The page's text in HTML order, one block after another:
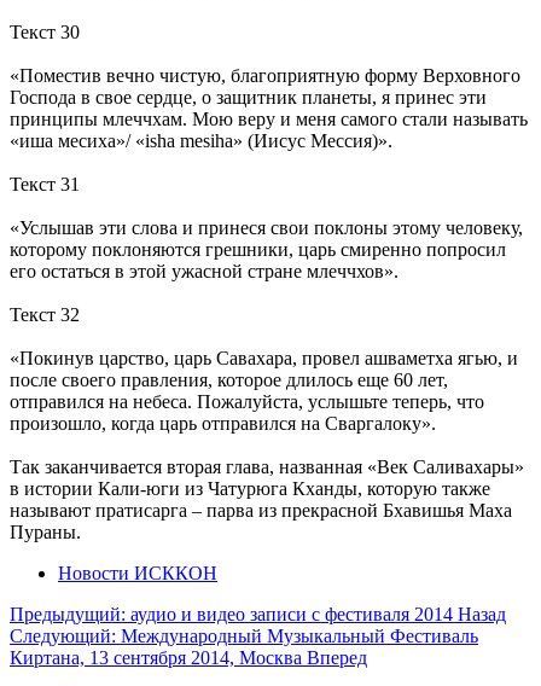
Текст 30
«Поместив вечно чистую, благоприятную форму Верховного
Господа в свое сердце, о защитник планеты, я принес эти
принципы млеччхам. Мою веру и меня самого стали называть
«иша месиха»/ «isha mesiha» (Иисус Мессия)».
Текст 31
«Услышав эти слова и принеся свои поклоны этому человеку,
которому поклоняются грешники, царь смиренно попросил
его остаться в этой ужасной стране млеччхов».
Текст 32
«Покинув царство, царь Савахара, провел ашваметха ягью, и
после своего правления, которое длилось еще 60 лет,
отправился на небеса. Пожалуйста, услышьте теперь, что
произошло, когда царь отправился на Сваргалоку».
Так заканчивается вторая глава, названная «Век Саливахары»
в истории Кали-юги из Чатурюга Кханды, которую также
называют пратисарга – парва из прекрасной Бхавишья Маха
Пураны.
Новости ИСККОН
Предыдущий: аудио и видео записи с фестиваля 2014 Назад
Следующий: Международный Музыкальный Фестиваль
Киртана, 13 сентября 2014, Москва Вперед